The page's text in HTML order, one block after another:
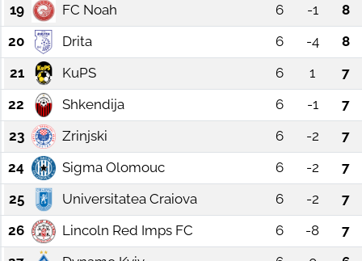
19
FC Noah 6 -1
8
20
Drita 6 -4
8
21
KuPS 6 1
7
22
Shkendija 6 -1
7
23
Zrinjski 6 -2
7
24
Sigma Olomouc 6 -2
7
25
Universitatea Craiova 6 -2
7
26
Lincoln Red Imps FC 6 -8
7